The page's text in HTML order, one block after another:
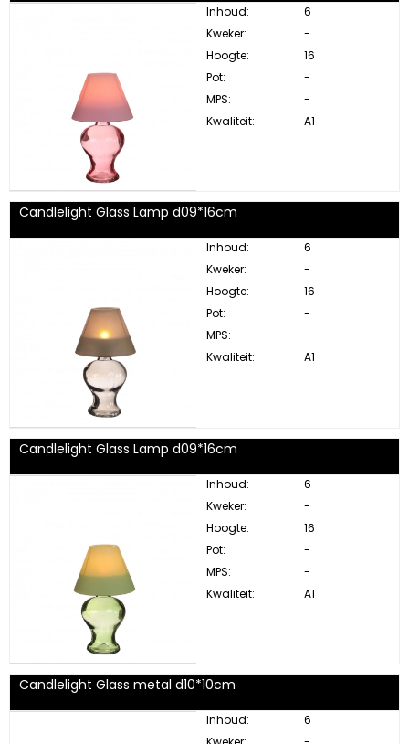
Inhoud:
6
Kweker:
-
Hoogte:
16
Pot:
-
MPS:
-
Kwaliteit:
A1
Candlelight Glass Lamp d09*16cm
Inhoud:
6
Kweker:
-
Hoogte:
16
Pot:
-
MPS:
-
Kwaliteit:
A1
Candlelight Glass Lamp d09*16cm
Inhoud:
6
Kweker:
-
Hoogte:
16
Pot:
-
MPS:
-
Kwaliteit:
A1
Candlelight Glass metal d10*10cm
Inhoud:
6